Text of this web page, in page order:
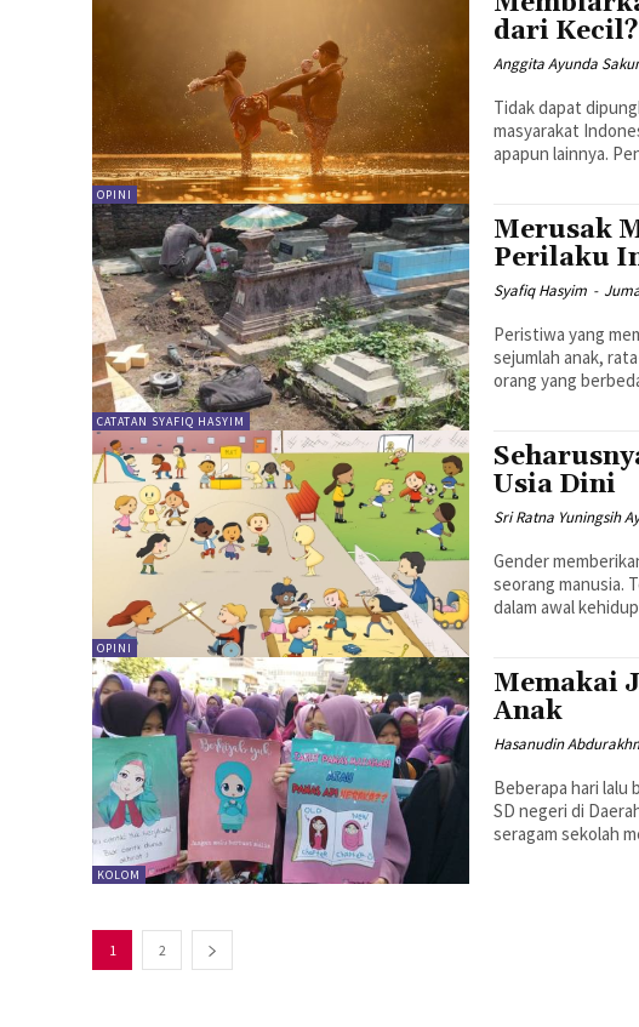
OPINI
dari Kecil?
Anggita Ayunda
Tidak dapat
masyarakat
apapun lainnya.
CATATAN SYAFIQ HASYIM
Merusak
Perilaku
Syafiq Hasyim -
Peristiwa yang
sejumlah anak,
orang yang
OPINI
Usia Dini
Sri Ratna Yuningsih
Gender
seorang manusia.
dalam awal
KOLOM
Memakai
Anak
Hasanudin
Beberapa hari lalu
SD negeri di
seragam sekolah
1 2